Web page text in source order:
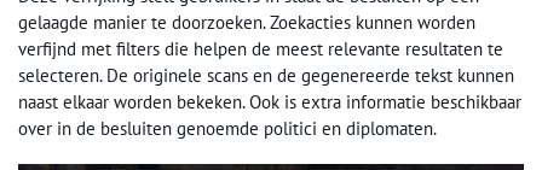
gelaagde manier te doorzoeken. Zoekacties kunnen worden
verfijnd met filters die helpen de meest relevante resultaten te
selecteren. De originele scans en de gegenereerde tekst kunnen
naast elkaar worden bekeken. Ook is extra informatie beschikbaar
over in de besluiten genoemde politici en diplomaten.